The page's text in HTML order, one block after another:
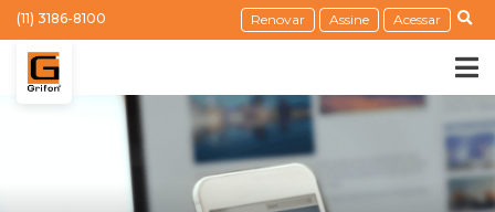
(11) 3186-8100 Renovar Assine Acessar